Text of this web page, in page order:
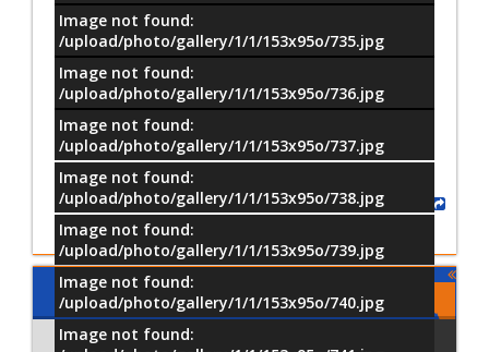
–/17
Image not found:
/upload/photo/gallery/1/1/153x95o/735.jpg
Image not found:
/upload/photo/gallery/1/1/153x95o/736.jpg
Image not found:
/upload/photo/gallery/1/1/153x95o/737.jpg
Image not found:
/upload/photo/gallery/1/1/153x95o/738.jpg
Image not found:
/upload/photo/gallery/1/1/153x95o/739.jpg
Image not found:
/upload/photo/gallery/1/1/153x95o/740.jpg
Image not found: